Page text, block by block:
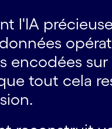
l'IA
encodées
tout cela